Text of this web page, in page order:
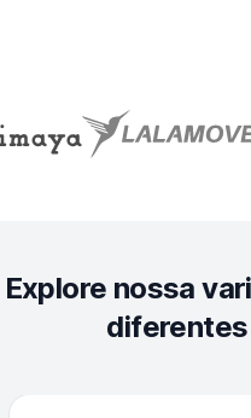
Explore nossa